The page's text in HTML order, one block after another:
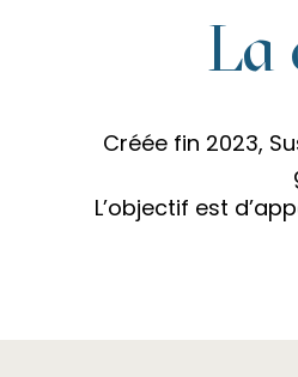
La
Créée fin 2023,
L’objectif est